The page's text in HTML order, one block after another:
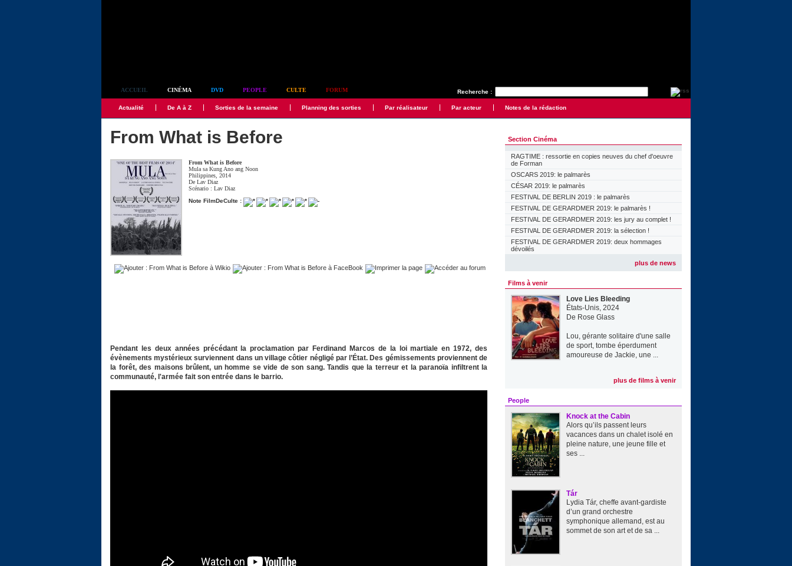
Recherche :
ACCUEIL CINÉMA DVD PEOPLE CULTE FORUM
Actualité De A à Z Sorties de la semaine Planning des sorties Par réalisateur Par acteur Notes de la rédaction
From What is Before
From What is Before
Mula sa Kung Ano ang Noon
Philippines, 2014
DeLav Diaz
Scénario :Lav Diaz
Note FilmDeCulte :
Pendant les deux années précédant la proclamation par Ferdinand Marcos de la loi martiale en 1972, des
évènements mystérieux surviennent dans un village côtier négligé par l’État. Des gémissements proviennent de
la forêt, des maisons brûlent, un homme se vide de son sang. Tandis que la terreur et la paranoïa infiltrent la
communauté, l'armée fait son entrée dans le barrio.
Section Cinéma
RAGTIME : ressortie en copies neuves du chef d'oeuvre
de Forman
OSCARS 2019: le palmarès
CÉSAR 2019: le palmarès
FESTIVAL DE BERLIN 2019 : le palmarès
FESTIVAL DE GERARDMER 2019: le palmarès !
FESTIVAL DE GERARDMER 2019: les jury au complet !
FESTIVAL DE GERARDMER 2019: la sélection !
FESTIVAL DE GERARDMER 2019: deux hommages
dévoilés
plus de news
Films à venir
Love Lies Bleeding
États-Unis, 2024
De Rose Glass
Lou, gérante solitaire d'une salle
de sport, tombe éperdument
amoureuse de Jackie, une ...
plus de films à venir
People
Knock at the Cabin
Alors qu’ils passent leurs
vacances dans un chalet isolé en
pleine nature, une jeune fille et
ses ...
Tár
Lydia Tár, cheffe avant-gardiste
d’un grand orchestre
symphonique allemand, est au
sommet de son art et de sa ...